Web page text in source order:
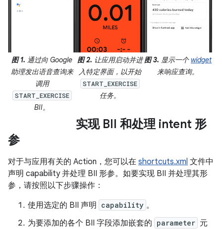
图 1. 通过向 Google
助理发出语音查询来
调用
START_EXERCISE
BII。
图 2. 让应用启动并进
入特定界面，以开始
START_EXERCISE
任务。
图 3. 显示一个widget
来响应查询。
实现 BII 和处理 intent 形
参
对于与应用有关的 Action，您可以在 shortcuts.xml 文件中
声明 capability 并处理 BII 形参。如要实现 BII 并处理其形
参，请按照以下步骤操作：
使用选定的 BII 声明 capability 。
为要添加的各个 BII 字段添加嵌套的 parameter 元